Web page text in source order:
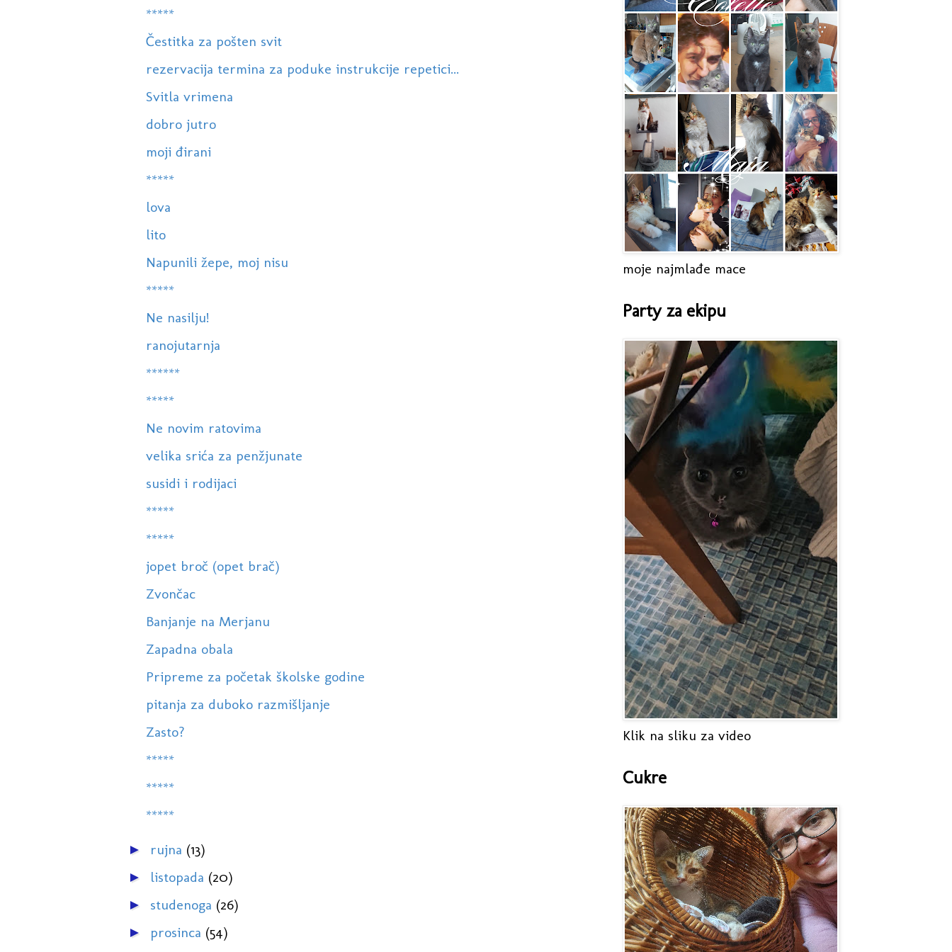
*****
Čestitka za pošten svit
rezervacija termina za poduke instrukcije repetici...
Svitla vrimena
dobro jutro
moji đirani
*****
lova
lito
Napunili žepe, moj nisu
*****
Ne nasilju!
ranojutarnja
******
*****
Ne novim ratovima
velika srića za penžjunate
susidi i rodijaci
*****
*****
jopet broč (opet brač)
Zvončac
Banjanje na Merjanu
Zapadna obala
Pripreme za početak školske godine
pitanja za duboko razmišljanje
Zasto?
*****
*****
*****
► rujna (13)
► listopada (20)
► studenoga (26)
► prosinca (54)
moje najmlađe mace
Party za ekipu
Klik na sliku za video
Cukre